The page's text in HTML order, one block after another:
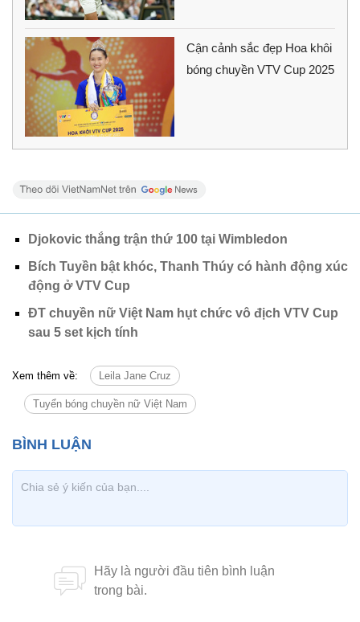
Cận cảnh sắc đẹp Hoa khôi
bóng chuyền VTV Cup 2025
Djokovic thắng trận thứ 100 tại Wimbledon
Bích Tuyền bật khóc, Thanh Thúy có hành động xúc
động ở VTV Cup
ĐT chuyền nữ Việt Nam hụt chức vô địch VTV Cup
sau 5 set kịch tính
Xem thêm về: Leila Jane Cruz
Tuyển bóng chuyền nữ Việt Nam